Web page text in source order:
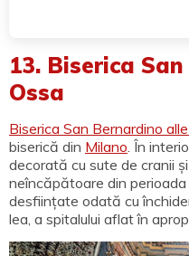
13. Biserica
Ossa
Biserica San Bernardino
biserică din Milano . În
decorată cu sute de cranii
neîncăpătoare din
desființate odată cu
lea, a spitalului aflat în